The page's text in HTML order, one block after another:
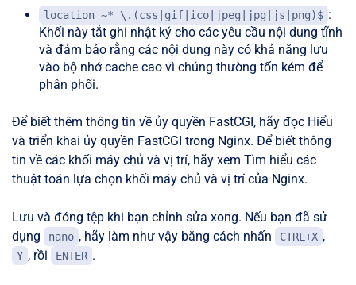
location ~* \.(css|gif|ico|jpeg|jpg|js|png)$ :
Khối này tắt ghi nhật ký cho các yêu cầu nội dung tĩnh
và đảm bảo rằng các nội dung này có khả năng lưu
vào bộ nhớ cache cao vì chúng thường tốn kém để
phân phối.
Để biết thêm thông tin về ủy quyền FastCGI, hãy đọc Hiểu
và triển khai ủy quyền FastCGI trong Nginx. Để biết thông
tin về các khối máy chủ và vị trí, hãy xem Tìm hiểu các
thuật toán lựa chọn khối máy chủ và vị trí của Nginx.
Lưu và đóng tệp khi bạn chỉnh sửa xong. Nếu bạn đã sử
dụng
nano , hãy làm như vậy bằng cách nhấn CTRL+X ,
Y , rồi ENTER .